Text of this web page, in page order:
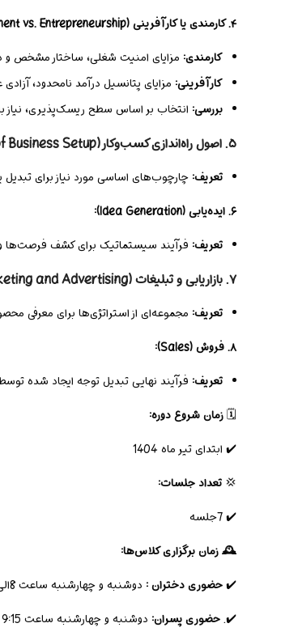
۴. کارمندی یا کارآفرینی (Employment vs. Entrepreneurship):
کارمندی: مزایای امنیت شغلی، ساختار مشخص
کارآفرینی: مزایای پتانسیل درآمد نامحدود،
بررسی: انتخاب بر اساس سطح ریسک‌پذیری، نیاز
۵. اصول راه‌اندازی کسب‌وکار (Fundamentals of Business Setup):
تعریف: چارچوب‌های اساسی مورد نیاز برای
۶. ایده‌یابی (Idea Generation):
تعریف: فرآیند سیستماتیک برای کشف فرصت‌ها و
۷. بازاریابی و تبلیغات (Marketing and Advertising):
تعریف: مجموعه‌ای از استراتژی‌ها برای معرفی
۸. فروش (Sales):
تعریف: فرآیند نهایی تبدیل توجه ایجاد شده
🗓️زمان شروع دوره:
✔️ ابتدای تیر ماه 1404
💢 تعداد جلسات:
✔️ 7جلسه
🕰️ زمان برگزاری کلاس‌ها:
✔️حضوری دختران : دوشنبه و چهارشنبه ساعت 8الی 9 صبح
✔️.حضوری پسران: دوشنبه و چهارشنبه ساعت 9:15 تا 10:15 صبح